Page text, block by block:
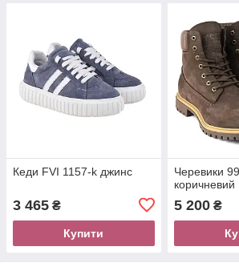
Кеди FVI 1157-k джинс
3 465 ₴
Купити
Черевики
коричневий
5 200₴